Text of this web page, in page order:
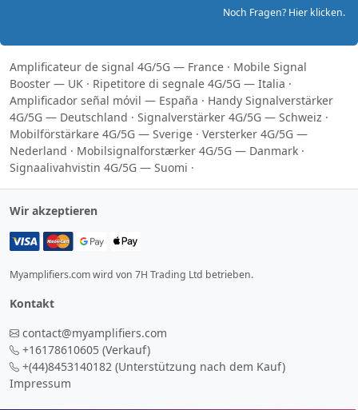
Noch Fragen? Hier klicken.
Amplificateur de signal 4G/5G — France · Mobile Signal
Booster — UK · Ripetitore di segnale 4G/5G — Italia ·
Amplificador señal móvil — España · Handy Signalverstärker
4G/5G — Deutschland · Signalverstärker 4G/5G — Schweiz ·
Mobilförstärkare 4G/5G — Sverige · Versterker 4G/5G —
Nederland · Mobilsignalforstærker 4G/5G — Danmark ·
Signaalivahvistin 4G/5G — Suomi ·
Wir akzeptieren
Myamplifiers.com wird von 7H Trading Ltd betrieben.
Kontakt
contact@myamplifiers.com
+16178610605 (Verkauf)
+(44)8453140182 (Unterstützung nach dem Kauf)
Impressum